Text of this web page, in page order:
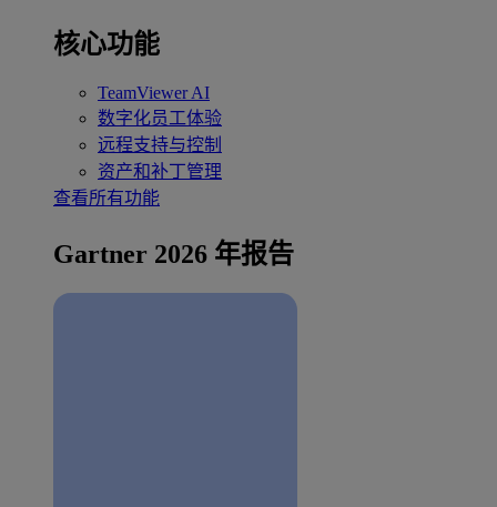
核心功能
TeamViewer AI
数字化员工体验
远程支持与控制
资产和补丁管理
查看所有功能
Gartner 2026 年报告